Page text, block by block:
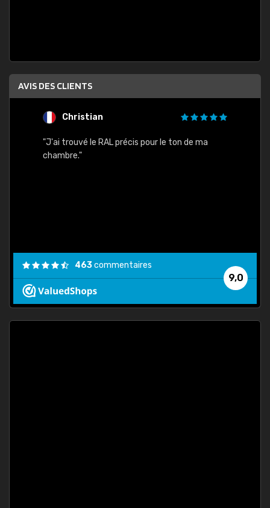
AVIS DES CLIENTS
Christian
"J'ai trouvé le RAL précis pour le ton de ma
chambre."
9,0
463commentaires